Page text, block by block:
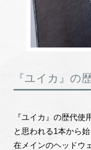
『ユイカ』の
『ユイカ』の歴代使
と思われる1本から
在メインのヘッドウ